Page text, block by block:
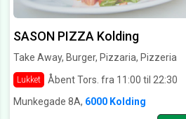
SASON PIZZA Kolding
Take Away, Burger, Pizzaria, Pizzeria
Lukket Åbent Tors. fra 11:00 til 22:30
Munkegade 8A, 6000 Kolding